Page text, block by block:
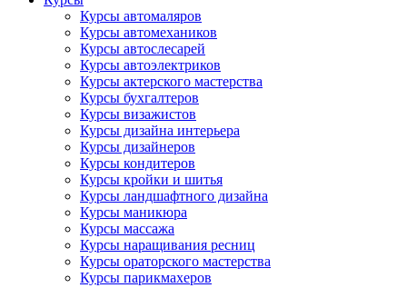
Курсы автомаляров
Курсы автомехаников
Курсы автослесарей
Курсы автоэлектриков
Курсы актерского мастерства
Курсы бухгалтеров
Курсы визажистов
Курсы дизайна интерьера
Курсы дизайнеров
Курсы кондитеров
Курсы кройки и шитья
Курсы ландшафтного дизайна
Курсы маникюра
Курсы массажа
Курсы наращивания ресниц
Курсы ораторского мастерства
Курсы парикмахеров